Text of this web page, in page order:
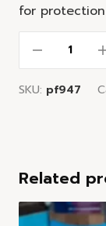
for
SKU: pf947
Related